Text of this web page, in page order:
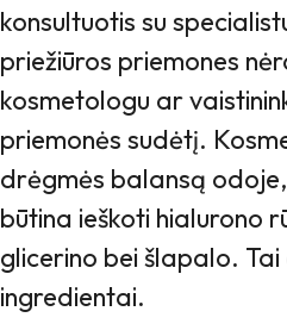
konsultuotis su
priežiūros priemones
kosmetologu ar
priemonės sudėtį.
drėgmės balansą
būtina ieškoti hialurono
glicerino bei šlapalo.
ingredientai.